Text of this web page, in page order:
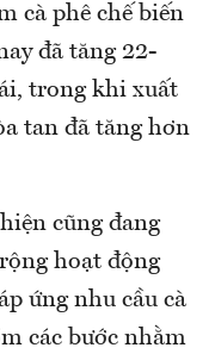
cà phê chế biến
đã tăng 22-
trong khi xuất
tan đã tăng hơn
cũng đang
hoạt động
ứng nhu cầu cà
các bước nhằm